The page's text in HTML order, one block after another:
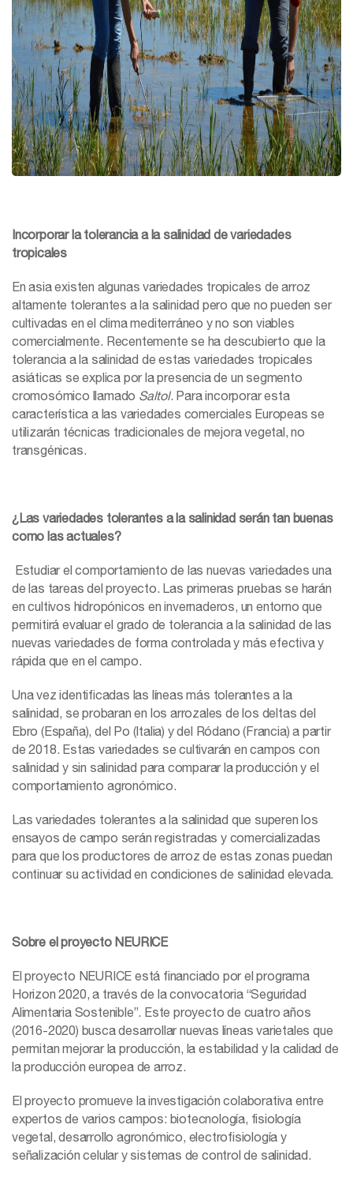
Incorporar la tolerancia a la salinidad de variedades
tropicales
En asia existen algunas variedades tropicales de arroz
altamente tolerantes a la salinidad pero que no pueden ser
cultivadas en el clima mediterráneo y no son viables
comercialmente. Recentemente se ha descubierto que la
tolerancia a la salinidad de estas variedades tropicales
asiáticas se explica por la presencia de un segmento
cromosómico llamado Saltol. Para incorporar esta
característica a las variedades comerciales Europeas se
utilizarán técnicas tradicionales de mejora vegetal, no
transgénicas.
¿Las variedades tolerantes a la salinidad serán tan buenas
como las actuales?
Estudiar el comportamiento de las nuevas variedades una
de las tareas del proyecto. Las primeras pruebas se harán
en cultivos hidropónicos en invernaderos, un entorno que
permitirá evaluar el grado de tolerancia a la salinidad de las
nuevas variedades de forma controlada y más efectiva y
rápida que en el campo.
Una vez identificadas las líneas más tolerantes a la
salinidad, se probaran en los arrozales de los deltas del
Ebro (España), del Po (Italia) y del Ródano (Francia) a partir
de 2018. Estas variedades se cultivarán en campos con
salinidad y sin salinidad para comparar la producción y el
comportamiento agronómico.
Las variedades tolerantes a la salinidad que superen los
ensayos de campo serán registradas y comercializadas
para que los productores de arroz de estas zonas puedan
continuar su actividad en condiciones de salinidad elevada.
Sobre el proyecto NEURICE
El proyecto NEURICE está financiado por el programa
Horizon 2020, a través de la convocatoria “Seguridad
Alimentaria Sostenible”. Este proyecto de cuatro años
(2016-2020) busca desarrollar nuevas líneas varietales que
permitan mejorar la producción, la estabilidad y la calidad de
la producción europea de arroz.
El proyecto promueve la investigación colaborativa entre
expertos de varios campos: biotecnología, fisiología
vegetal, desarrollo agronómico, electrofisiología y
señalización celular y sistemas de control de salinidad.